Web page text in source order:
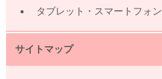
タブレット・スマートフォン
サイトマップ